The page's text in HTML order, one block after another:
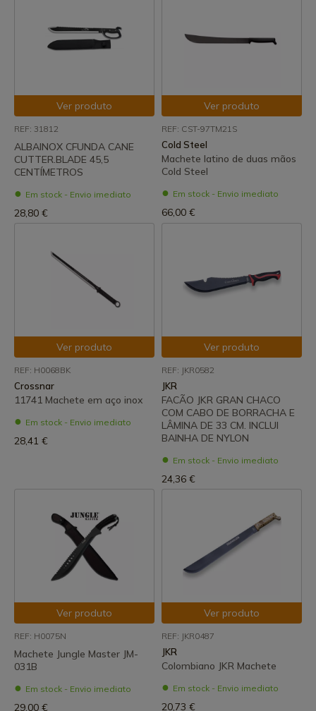
Ver produto
REF: 31812
ALBAINOX CFUNDA CANE
CUTTER.BLADE 45,5
CENTÍMETROS
Em stock - Envio imediato
28,80 €
Ver produto
REF: CST-97TM21S
Cold Steel
Machete latino de duas mãos
Cold Steel
Em stock - Envio imediato
66,00 €
Ver produto
REF: H0068BK
Crossnar
11741 Machete em aço inox
Em stock - Envio imediato
28,41 €
Ver produto
REF: JKR0582
JKR
FACÃO JKR GRAN CHACO
COM CABO DE BORRACHA E
LÂMINA DE 33 CM. INCLUI
BAINHA DE NYLON
Em stock - Envio imediato
24,36 €
Ver produto
REF: H0075N
Machete Jungle Master JM-
031B
Em stock - Envio imediato
29,00 €
Ver produto
REF: JKR0487
JKR
Colombiano JKR Machete
Em stock - Envio imediato
20,73 €